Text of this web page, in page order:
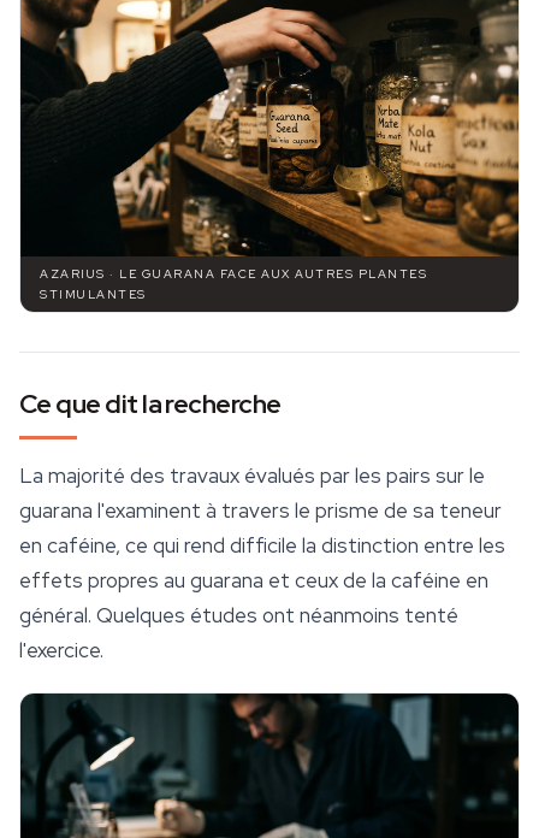
AZARIUS · LE GUARANA FACE AUX AUTRES PLANTES
STIMULANTES
Ce que dit la recherche
La majorité des travaux évalués par les pairs sur le
guarana l'examinent à travers le prisme de sa teneur
en caféine, ce qui rend difficile la distinction entre les
effets propres au guarana et ceux de la caféine en
général. Quelques études ont néanmoins tenté
l'exercice.